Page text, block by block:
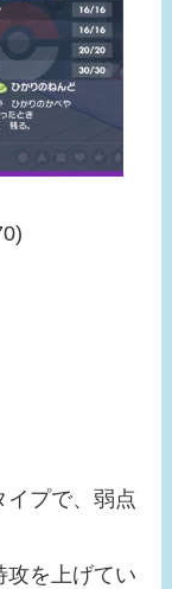
プで、弱点
攻を上げてい